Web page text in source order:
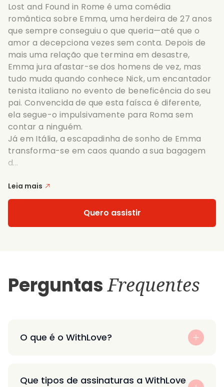
Lost and Found in Rome é uma comédia
romântica sobre Emma, uma herdeira de 27 anos
que sempre conseguiu o que queria—até que o
amor a decepciona vezes sem conta. Depois de
mais uma relação que termina em desastre,
Emma jura afastar-se dos homens de vez, mas
tudo muda quando conhece Nick, um encantador
tenista italiano no evento de beneficência do seu
pai. Convencida de que esta faísca é diferente,
ela segue-o impulsivamente para Roma sem
contar a ninguém.
Já em Itália, a escapadinha de sonho de Emma
transforma-se em caos quando a sua bagagem
d...
Leia mais
Quero assistir
PerguntasFrequentes
O que é o WithLove?
Que tipos de assinaturas a WithLove